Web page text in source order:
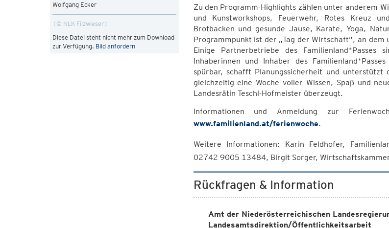
Wolfgang Ecker
© NLK Filzwieser
Diese Datei steht nicht mehr zum Download
zur Verfügung. Bild anfordern
Zu den Programm-Highlights zählen unter anderem
und Kunstworkshops, Feuerwehr, Rotes Kreuz
Brotbacken und gesunde Jause, Karate, Yoga,
Programmpunkt ist der „Tag der Wirtschaft“, an
Einige Partnerbetriebe des
Inhaberinnen und Inhaber des
spürbar, schafft Planungssicherheit und
gleichzeitig eine Woche voller Wissen, Spaß und
Landesrätin Teschl-Hofmeister überzeugt.
Informationen und Anmeldung zur
www.familienland.at/ferienwoche.
Weitere Informationen: Karin Feldhofer,
02742 9005 13484, Birgit Sorger,
Rückfragen & Information
Amt der Niederösterreichischen
Landesamtsdirektion/Öffentlichkeitsarbeit